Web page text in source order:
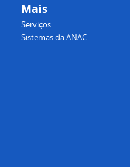
Mais
Serviços
Sistemas da ANAC